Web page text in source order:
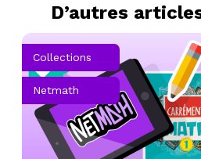
D’autres
Collections
Netmath